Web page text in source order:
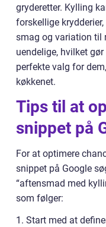
gryderetter. Kylling
forskellige
smag og variation til
uendelige, hvilket
perfekte valg for
køkkenet.
Tips til at
snippet på
For at optimere
snippet på Google
“aftensmad med
som følger:
1. Start med at